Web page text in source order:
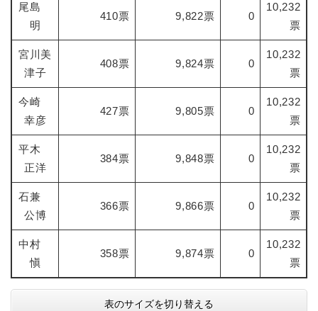
尾島
明
410票 9,822票 0
10,232
票
宮川美
津子
408票 9,824票 0
10,232
票
今崎
幸彦
427票 9,805票 0
10,232
票
平木
正洋
384票 9,848票 0
10,232
票
石兼
公博
366票 9,866票 0
10,232
票
中村
愼
358票 9,874票 0
10,232
票
表のサイズを切り替える